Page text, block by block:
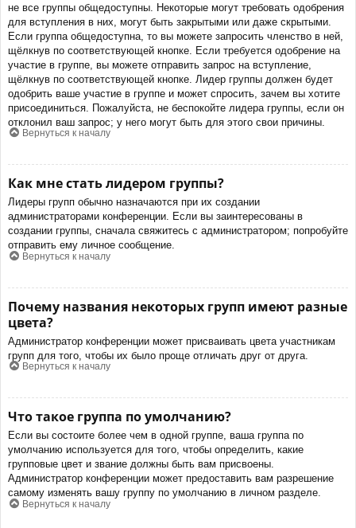
не все группы общедоступны. Некоторые могут требовать одобрения
для вступления в них, могут быть закрытыми или даже скрытыми.
Если группа общедоступна, то вы можете запросить членство в ней,
щёлкнув по соответствующей кнопке. Если требуется одобрение на
участие в группе, вы можете отправить запрос на вступление,
щёлкнув по соответствующей кнопке. Лидер группы должен будет
одобрить ваше участие в группе и может спросить, зачем вы хотите
присоединиться. Пожалуйста, не беспокойте лидера группы, если он
отклонил ваш запрос; у него могут быть для этого свои причины.
Вернуться к началу
Как мне стать лидером группы?
Лидеры групп обычно назначаются при их создании
администраторами конференции. Если вы заинтересованы в
создании группы, сначала свяжитесь с администратором; попробуйте
отправить ему личное сообщение.
Вернуться к началу
Почему названия некоторых групп имеют разные
цвета?
Администратор конференции может присваивать цвета участникам
групп для того, чтобы их было проще отличать друг от друга.
Вернуться к началу
Что такое группа по умолчанию?
Если вы состоите более чем в одной группе, ваша группа по
умолчанию используется для того, чтобы определить, какие
групповые цвет и звание должны быть вам присвоены.
Администратор конференции может предоставить вам разрешение
самому изменять вашу группу по умолчанию в личном разделе.
Вернуться к началу